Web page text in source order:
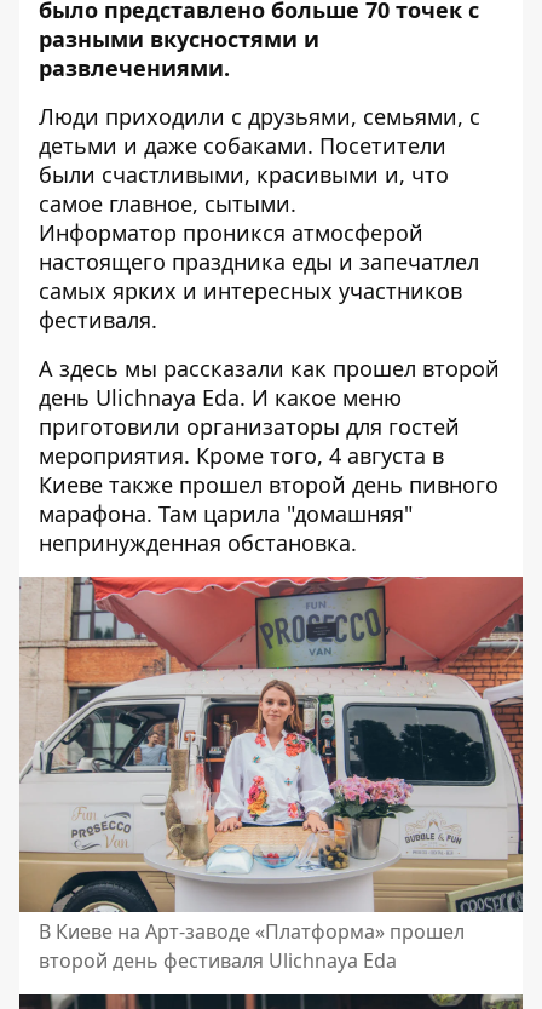
было представлено больше 70 точек с
разными вкусностями и
развлечениями.
Люди приходили с друзьями, семьями, с
детьми и даже собаками. Посетители
были счастливыми, красивыми и, что
самое главное, сытыми.
Информатор проникся атмосферой
настоящего праздника еды и запечатлел
самых ярких и интересных участников
фестиваля.
А здесь мы рассказали как прошел второй
день Ulichnaya Eda. И какое меню
приготовили организаторы для гостей
мероприятия. Кроме того, 4 августа в
Киеве также прошел второй день пивного
марафона. Там царила "домашняя"
непринужденная обстановка.
В Киеве на Арт-заводе «Платформа» прошел
второй день фестиваля Ulichnaya Eda